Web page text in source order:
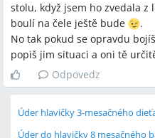
stolu, když jsem ho zvedala z
boulí na čele ještě bude
.
No tak pokud se opravdu
popiš jim situaci a oni tě
Odpovedz
Úder hlavičky 3-mesačného
Úder do hlavičky 8 mesačného